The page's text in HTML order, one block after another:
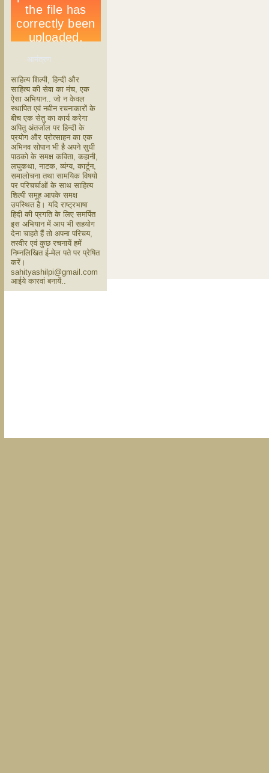
आमंत्रण
साहित्य शिल्पी, हिन्दी और
साहित्य की सेवा का मंच, एक
ऐसा अभियान.. जो न केवल
स्थापित एवं नवीन रचनाकारों के
बीच एक सेतु का कार्य करेगा
अपितु अंतर्जाल पर हिन्दी के
प्रयोग और प्रोत्साहन का एक
अभिनव सोपान भी है अपने सुधी
पाठको के समक्ष कविता, कहानी,
लघुकथा, नाटक, व्यंग्य, कार्टून,
समालोचना तथा सामयिक विषयो
पर परिचर्चाओं के साथ साहित्य
शिल्पी समूह आपके समक्ष
उपस्थित है। यदि राष्ट्रभाषा
हिदी की प्रगति के लिए समर्पित
इस अभियान में आप भी सहयोग
देना चाहते हैं तो अपना परिचय,
तस्वीर एवं कुछ रचनायें हमें
निम्नलिखित ई-मेल पते पर प्रेषित
करें।
sahityashilpi@gmail.com
आईये कारवां बनायें..